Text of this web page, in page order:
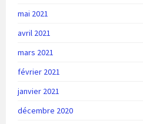
mai 2021
avril 2021
mars 2021
février 2021
janvier 2021
décembre 2020